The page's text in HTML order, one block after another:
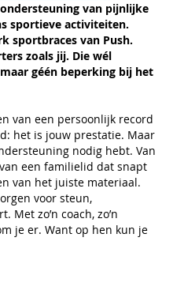
van pijnlijke
sportieve activiteiten.
sportbraces van Push.
zoals jij. Die wél
géén beperking bij het
van een persoonlijk record
het is jouw prestatie. Maar
nodig hebt. Van
een familielid dat snapt
van het juiste materiaal.
voor steun,
Met zo’n coach, zo’n
je er. Want op hen kun je